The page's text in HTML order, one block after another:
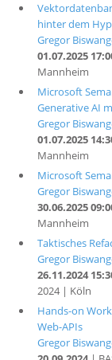
hinter dem
Gregor
01.07.2025
Mannheim
Microsoft
Generative AI
Gregor
01.07.2025
Mannheim
Microsoft
Gregor
30.06.2025
Mannheim
Taktisches
Gregor
26.11.2024
2024 | Köln
Hands-on
Web-APIs
Gregor